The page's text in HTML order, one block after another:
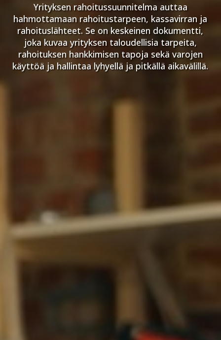
Yrityksen rahoitussuunnitelma auttaa
hahmottamaan rahoitustarpeen, kassavirran ja
rahoituslähteet. Se on keskeinen dokumentti,
joka kuvaa yrityksen taloudellisia tarpeita,
rahoituksen hankkimisen tapoja sekä varojen
käyttöä ja hallintaa lyhyellä ja pitkällä aikavälillä.